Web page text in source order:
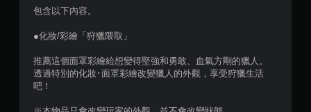
顆
包含以下內容。
●化妝/彩繪「狩獵隈取」
推薦這個面罩彩繪給想變得堅強和勇敢、血氣方剛的獵人。
透過特別的化妝･面罩彩繪改變獵人的外觀，享受狩獵生活
吧！